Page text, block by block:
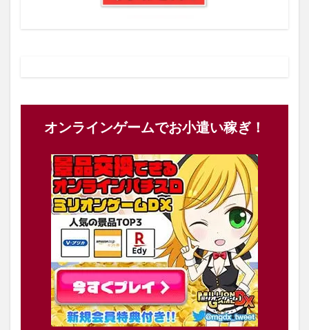
オンラインゲームでお小遣い稼ぎ！